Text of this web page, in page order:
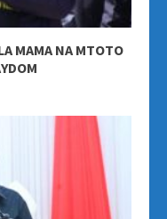
MAMA NA MTOTO